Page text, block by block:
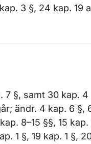
3 §, 24 kap. 19
7 §, samt 30 kap. 4
ändr. 4 kap. 6 §,
8–15 §§, 15 kap.
1 §, 19 kap. 1 §,